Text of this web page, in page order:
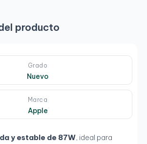
producto
Grado
Nuevo
Marca
Apple
y estable de 87W, ideal para